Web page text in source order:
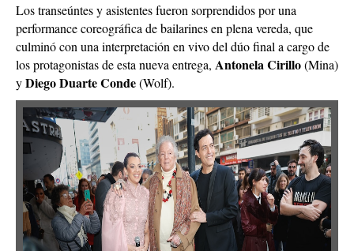
Los transeúntes y asistentes fueron sorprendidos por una
performance coreográfica de bailarines en plena vereda, que
culminó con una interpretación en vivo del dúo final a cargo de
los protagonistas de esta nueva entrega, Antonela Cirillo(Mina)
yDiego Duarte Conde(Wolf).